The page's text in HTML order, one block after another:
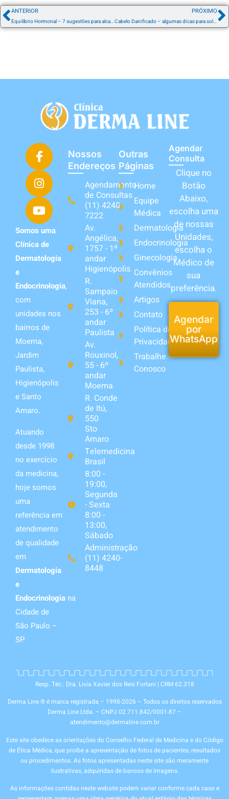
ANTERIOR
Equilíbrio Hormonal – 7 sugestões para alcançar este benefício
PRÓXIMO
Cabelo Danificado – algumas dicas para solucionar o problema
Somos uma
Clínica de
Dermatologia
e
Endocrinologia,
com
unidades nos
bairros de
Moema,
Jardim
Paulista,
Higienópolis
e Santo
Amaro.
Atuando
desde 1998
no exercício
da medicina,
hoje somos
uma
referência em
atendimento
de qualidade
em
Dermatologia
e
Endocrinologia na
Cidade de
São Paulo –
SP.
Nossos
Endereços
Agendamento
de Consultas
(11) 4240-
7222
Av.
Angélica,
1757 - 1º
andar
Higienópolis
R.
Sampaio
Viana,
253 - 6º
andar
Paulista
Av.
Rouxinol,
55 - 6º
andar
Moema
R. Conde
de Itú,
550
Sto
Amaro
Telemedicina
Brasil
8:00 -
19:00,
Segunda
- Sexta
8:00 -
13:00,
Sábado
Administração
(11) 4240-
8448
Outras
Páginas
Home
Equipe
Médica
Dermatologia
Endocrinologia
Ginecologia
Convênios
Atendidos
Artigos
Contato
Política de
Privacidade
Trabalhe
Conosco
Agendar
Consulta
Clique no
Botão
Abaixo,
escolha uma
de nossas
Unidades,
escolha o
Médico de
sua
preferência.
Agendar
por
WhatsApp
Resp. Téc.: Dra. Livia Xavier dos Reis Forlani | CRM 62.318
Derma Line ® é marca registrada – 1998-2026 – Todos os direitos reservados
Derma Line Ltda. – CNPJ 02.711.842/0001-87 –
atendimento@dermaline.com.br
Este site obedece as orientações do Conselho Federal de Medicina e do Código
de Ética Médica, que proíbe a apresentação de fotos de pacientes, resultados
ou procedimentos. As fotos apresentadas neste site são meramente
ilustrativas, adquiridas de bancos de imagens.
As informações contidas neste website podem variar conforme cada caso e